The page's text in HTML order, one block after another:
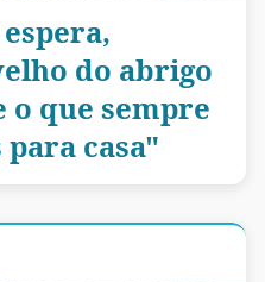
do abrigo
que sempre
casa"